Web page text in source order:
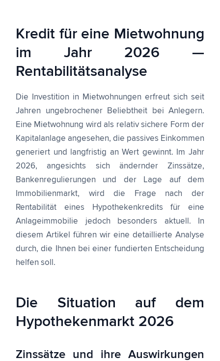
Kredit für eine Mietwohnung
im Jahr 2026 —
Rentabilitätsanalyse
Die Investition in Mietwohnungen erfreut sich seit
Jahren ungebrochener Beliebtheit bei Anlegern.
Eine Mietwohnung wird als relativ sichere Form der
Kapitalanlage angesehen, die passives Einkommen
generiert und langfristig an Wert gewinnt. Im Jahr
2026, angesichts sich ändernder Zinssätze,
Bankenregulierungen und der Lage auf dem
Immobilienmarkt, wird die Frage nach der
Rentabilität eines Hypothekenkredits für eine
Anlageimmobilie jedoch besonders aktuell. In
diesem Artikel führen wir eine detaillierte Analyse
durch, die Ihnen bei einer fundierten Entscheidung
helfen soll.
Die Situation auf dem
Hypothekenmarkt 2026
Zinssätze und ihre Auswirkungen